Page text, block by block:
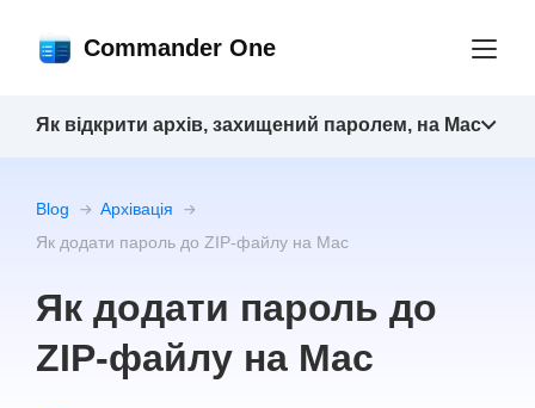
Commander One
Blog
Архівація
Як додати пароль до ZIP-файлу на Mac
Як додати пароль до
ZIP-файлу на Mac
Як відкрити архів, захищений паролем, на Mac